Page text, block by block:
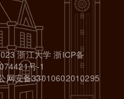
浙江大学 浙ICP备
号-1
网安备33010602010295